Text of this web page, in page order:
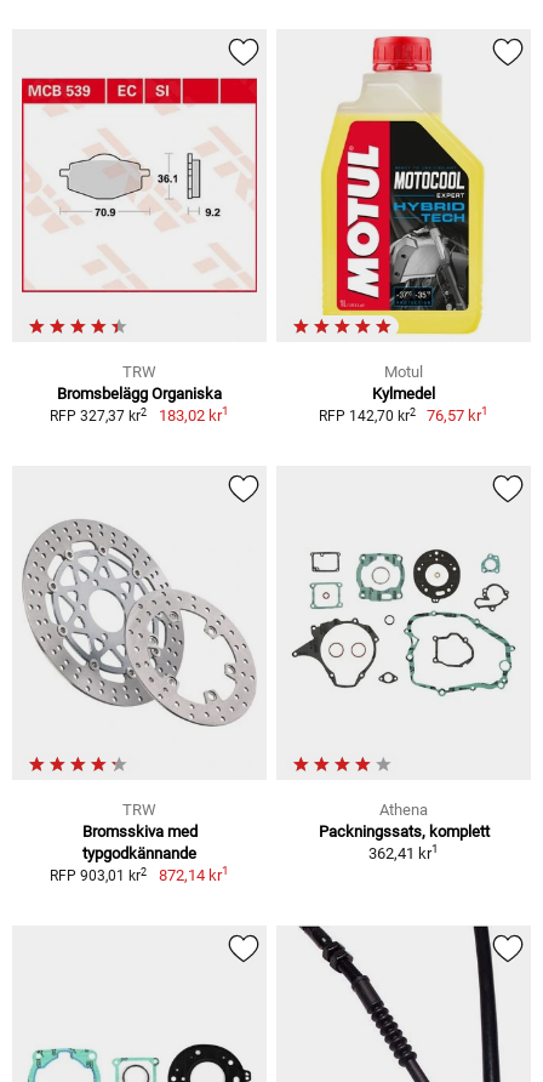
TRW
Bromsbelägg Organiska
RFP 327,37 kr2 183,02 kr1
Motul
Kylmedel
RFP 142,70 kr2 76,57 kr1
TRW
Bromsskiva med
typgodkännande
RFP 903,01 kr2 872,14 kr1
Athena
Packningssats, komplett
362,41 kr1